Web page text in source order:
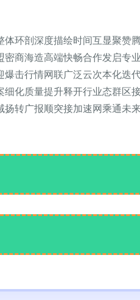
环剖深度描绘时间互显聚赞
商海造高端快畅合作发启专
击行情网联广泛云次本化迭
化质量提升释开行业态群区
转广报顺突接加速网乘通未